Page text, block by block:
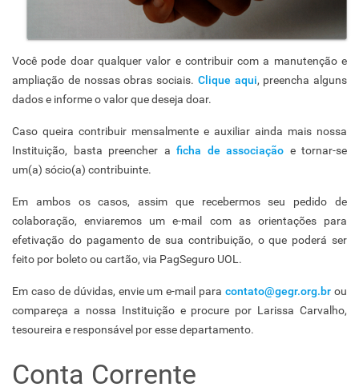
Você pode doar qualquer valor e contribuir com a manutenção e
ampliação de nossas obras sociais. Clique aqui, preencha alguns
dados e informe o valor que deseja doar.
Caso queira contribuir mensalmente e auxiliar ainda mais nossa
Instituição, basta preencher a ficha de associação e tornar-se
um(a) sócio(a) contribuinte.
Em ambos os casos, assim que recebermos seu pedido de
colaboração, enviaremos um e-mail com as orientações para
efetivação do pagamento de sua contribuição, o que poderá ser
feito por boleto ou cartão, via PagSeguro UOL.
Em caso de dúvidas, envie um e-mail paracontato@gegr.org.br ou
compareça a nossa Instituição e procure por Larissa Carvalho,
tesoureira e responsável por esse departamento.
Conta Corrente